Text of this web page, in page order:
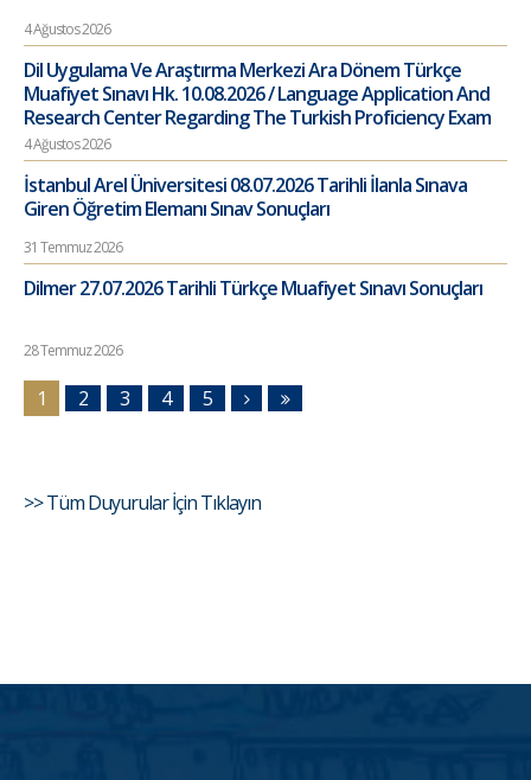
4 Ağustos 2026
Dil Uygulama Ve Araştırma Merkezi Ara Dönem Türkçe
Muafiyet Sınavı Hk. 10.08.2026 / Language Application And
Research Center Regarding The Turkish Proficiency Exam
4 Ağustos 2026
İstanbul Arel Üniversitesi 08.07.2026 Tarihli İlanla Sınava
Giren Öğretim Elemanı Sınav Sonuçları
31 Temmuz 2026
Dilmer 27.07.2026 Tarihli Türkçe Muafiyet Sınavı Sonuçları
28 Temmuz 2026
1 2 3 4 5
>> Tüm Duyurular İçin Tıklayın